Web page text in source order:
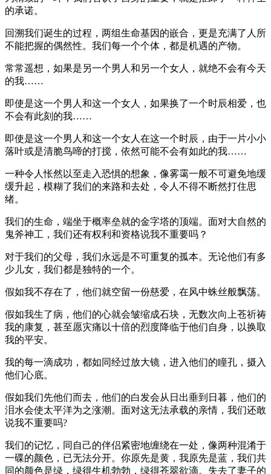
的承诺。
回溯我们诞生的过程，两组生命基因的嵌合，更是充满了人所
不能把握的偶然性。我们每一个个体，都是机遇的产物。
常常遥想，如果是另一个男人和另一个女人，就绝不会有今天
的我……
即使是这一个男人和这一个女人，如果换了一个时辰相爱，也
不会有此刻的我……
即使是这一个男人和这一个女人在这一个时辰，由于一片小小
落叶或是清脆鸟啼的打搅，依然可能不会有如此的我……
一种令人怅然以至走入恐惧的想象，像雾霭一般不可避免地缓
缓升起，模糊了我们的来路和去处，令人不得不断然打住思
绪。
我们的生命，端坐于概率垒就的金字塔的顶端。面对大自然的
鬼斧神工，我们还有权利和资格说我不重要吗？
对于我们的父母，我们永远是不可重复的孤本。无论他们有多
少儿女，我们都是独特的一个。
假如我不存在了，他们就空留一份慈爱，在风中蛛丝般飘荡。
假如我生了病，他们的心就会皱缩成石块，无数次向上苍祈祷
我的康复，甚至愿灾痛以十倍的烈度降临于他们自身，以换取
我的平安。
我的每一滴成功，都如同经过放大镜，进入他们的瞳孔，摄入
他们心底。
假如我们先他们而去，他们的白发会从日出垂到日暮，他们的
泪水会使太平洋为之涨潮。面对这无法承载的亲情，我们还敢
说我不重要吗?
我们的记忆，同自己的伴侣紧密地缠绕在一处，像两种混淆于
一碟的颜色，已无法分开。你原先是黄，我原先是蓝，我们共
同的颜色是绿，绿得生机勃勃，绿得苍翠欲滴。失去了妻子的